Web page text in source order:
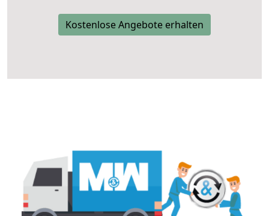
Kostenlose Angebote erhalten